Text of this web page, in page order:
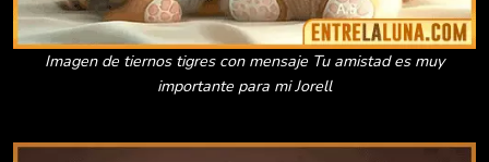
Imagen de tiernos tigres con mensaje Tu amistad es muy
importante para mi Jorell